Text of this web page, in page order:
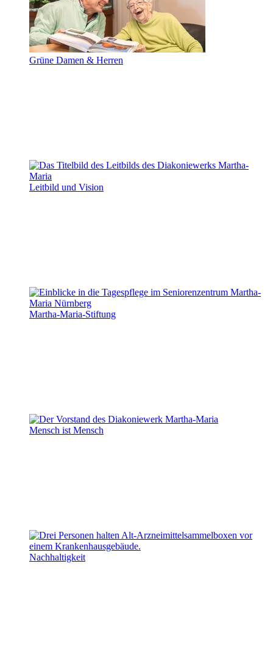
Grüne Damen & Herren
Leitbild und Vision
Martha-Maria-Stiftung
Mensch ist Mensch
Nachhaltigkeit